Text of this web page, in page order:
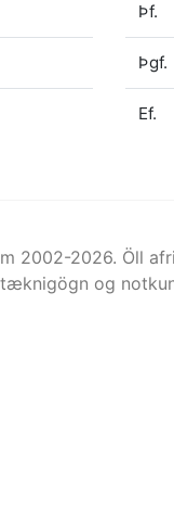
Þf.
Þgf.
Ef.
2002-2026. Öll
og